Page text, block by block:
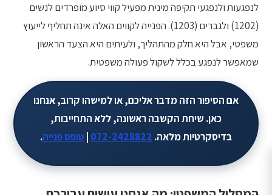
לנפגעות ולנפגעי תקיפה מינית מפעיל קווי סיוע מופרדים לנשים
(1202) ולגברים (1203). הפנייה לקווים האלה אינה תחליף לייעוץ
משפטי, אבל היא חלק מהתהליך, ולעיתים היא הצעד הראשון
שמאפשר לנפגע בכלל לשקול פעולה משפטית.
אם הסיפור הזה מדבר אליכם, או למישהו קרוב, אנחנו
כאן. שיחת הקשבה ראשונה, ללא התחייבות,
בדיסקרטיות מלאה. 072-2428822 טופס פנייה.